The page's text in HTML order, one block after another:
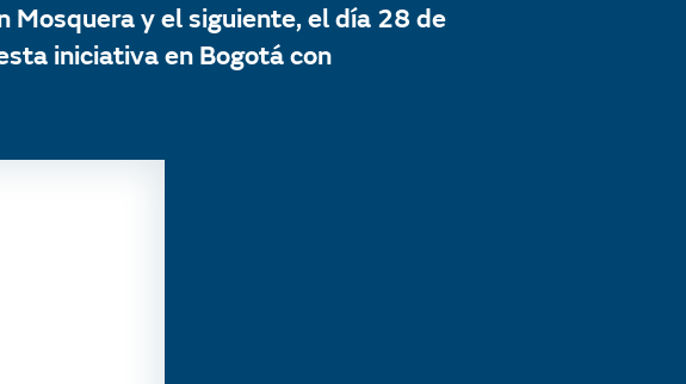
Mosquera y el siguiente, el día 28 de
iniciativa en Bogotá con